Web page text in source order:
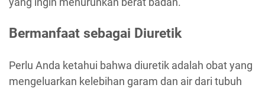
Bermanfaat sebagai Diuretik
Perlu Anda ketahui bahwa diuretik adalah obat yang
mengeluarkan kelebihan garam dan air dari tubuh